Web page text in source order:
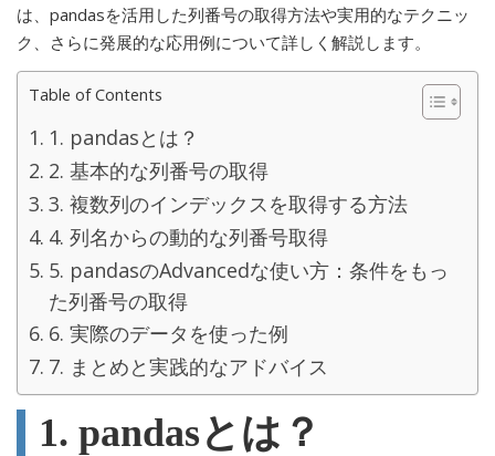
は、pandasを活用した列番号の取得方法や実用的なテクニッ
ク、さらに発展的な応用例について詳しく解説します。
Table of Contents
1. pandasとは？
2. 基本的な列番号の取得
3. 複数列のインデックスを取得する方法
4. 列名からの動的な列番号取得
5. pandasのAdvancedな使い方：条件をもっ
た列番号の取得
6. 実際のデータを使った例
7. まとめと実践的なアドバイス
1. pandasとは？